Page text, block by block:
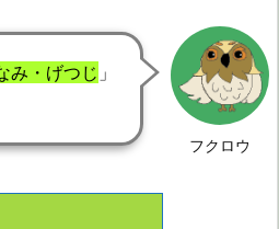
フクロウ
み・げつじ 」